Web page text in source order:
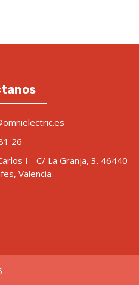
26
I - C/ La Granja, 3. 46440
Valencia.